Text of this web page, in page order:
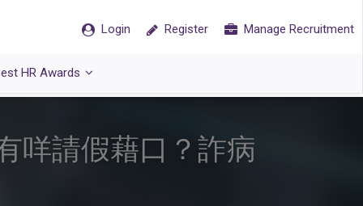
Login Register Manage Recruitment
HR Awards
咩請假藉口？詐病